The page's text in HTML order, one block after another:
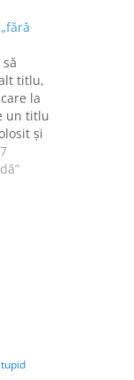
titlu,
la
un titlu
şi
ar fi